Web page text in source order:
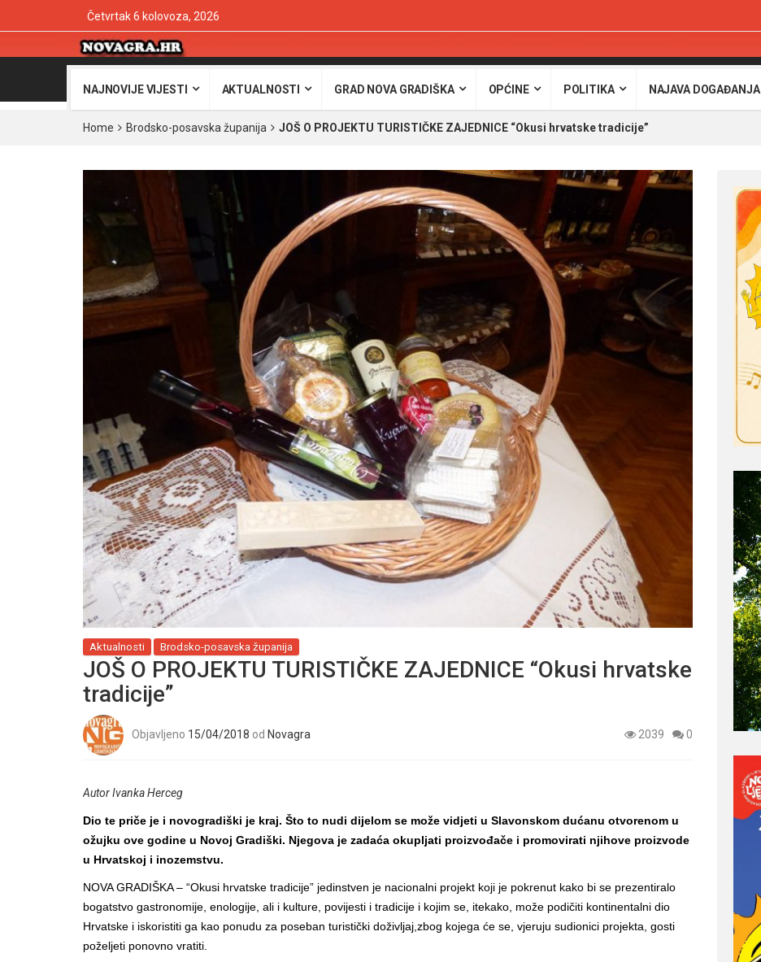
Četvrtak 6 kolovoza, 2026
NAJNOVIJE VIJESTI AKTUALNOSTI GRAD NOVA GRADIŠKA OPĆINE POLITIKA NAJAVA DOGAĐANJA
Home Brodsko-posavska županija JOŠ O PROJEKTU TURISTIČKE ZAJEDNICE “Okusi hrvatske tradicije”
Aktualnosti Brodsko-posavska županija
JOŠ O PROJEKTU TURISTIČKE ZAJEDNICE “Okusi hrvatske
tradicije”
Objavljeno 15/04/2018 od Novagra 2039 0
Autor Ivanka Herceg
Dio te priče je i novogradiški je kraj. Što to nudi dijelom se može vidjeti u Slavonskom dućanu otvorenom u
ožujku ove godine u Novoj Gradiški. Njegova je zadaća okupljati proizvođače i promovirati njihove proizvode
u Hrvatskoj i inozemstvu.
NOVA GRADIŠKA – “Okusi hrvatske tradicije” jedinstven je nacionalni projekt koji je pokrenut kako bi se prezentiralo
bogatstvo gastronomije, enologije, ali i kulture, povijesti i tradicije i kojim se, itekako, može podičiti kontinentalni dio
Hrvatske i iskoristiti ga kao ponudu za poseban turistički doživljaj,zbog kojega će se, vjeruju sudionici projekta, gosti
poželjeti ponovno vratiti.